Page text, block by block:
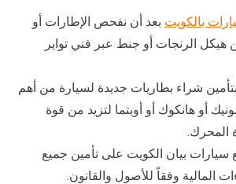
بالكويت بعد أن نفحص الإطارات أو
هيكل الرنجات أو جنط عبر فني تواير
شراء بطاريات جديدة لسيارة من أهم
أو هانكوك أو أوبتما لتزيد من قوة
المحرك.
سيارات بيان الكويت على تأمين جميع
المالية وفقاً للأصول والقانون.